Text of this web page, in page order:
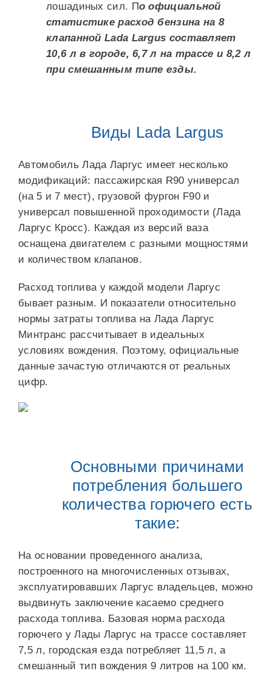
лошадиных сил. По официальной
статистике расход бензина на 8
клапанной Lada Largus составляет
10,6 л в городе, 6,7 л на трассе и 8,2 л
при смешанным типе езды.
Виды Lada Largus
Автомобиль Лада Ларгус имеет несколько
модификаций: пассажирская R90 универсал
(на 5 и 7 мест), грузовой фургон F90 и
универсал повышенной проходимости (Лада
Ларгус Кросс). Каждая из версий ваза
оснащена двигателем с разными мощностями
и количеством клапанов.
Расход топлива у каждой модели Ларгус
бывает разным. И показатели относительно
нормы затраты топлива на Лада Ларгус
Минтранс рассчитывает в идеальных
условиях вождения. Поэтому, официальные
данные зачастую отличаются от реальных
цифр.
Основными причинами
потребления большего
количества горючего есть
такие:
На основании проведенного анализа,
построенного на многочисленных отзывах,
эксплуатировавших Ларгус владельцев, можно
выдвинуть заключение касаемо среднего
расхода топлива. Базовая норма расхода
горючего у Лады Ларгус на трассе составляет
7,5 л, городская езда потребляет 11,5 л, а
смешанный тип вождения 9 литров на 100 км.